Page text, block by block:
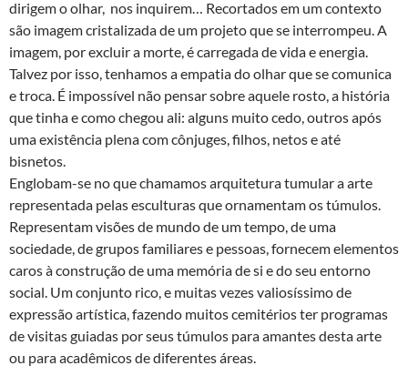
dirigem o olhar, nos inquirem… Recortados em um contexto
são imagem cristalizada de um projeto que se interrompeu. A
imagem, por excluir a morte, é carregada de vida e energia.
Talvez por isso, tenhamos a empatia do olhar que se comunica
e troca. É impossível não pensar sobre aquele rosto, a história
que tinha e como chegou ali: alguns muito cedo, outros após
uma existência plena com cônjuges, filhos, netos e até
bisnetos.
Englobam-se no que chamamos arquitetura tumular a arte
representada pelas esculturas que ornamentam os túmulos.
Representam visões de mundo de um tempo, de uma
sociedade, de grupos familiares e pessoas, fornecem elementos
caros à construção de uma memória de si e do seu entorno
social. Um conjunto rico, e muitas vezes valiosíssimo de
expressão artística, fazendo muitos cemitérios ter programas
de visitas guiadas por seus túmulos para amantes desta arte
ou para acadêmicos de diferentes áreas.